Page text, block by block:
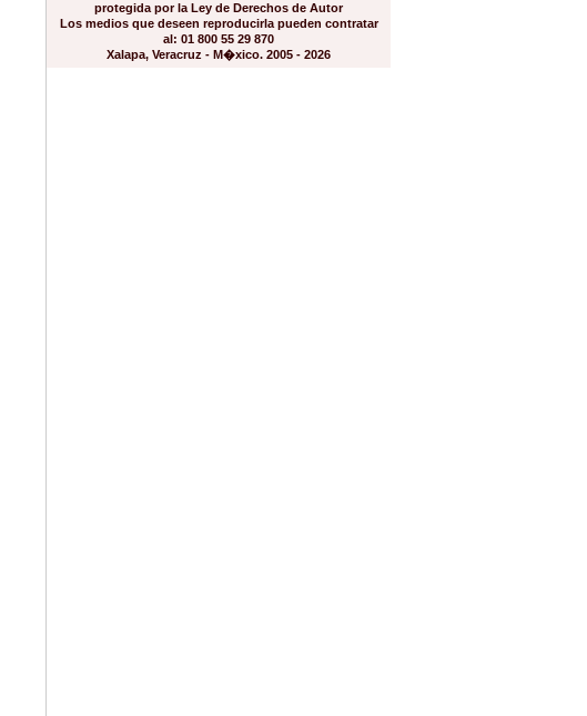
protegida por la Ley de Derechos de Autor
Los medios que deseen reproducirla pueden contratar
al: 01 800 55 29 870
Xalapa, Veracruz - M�xico. 2005 - 2026